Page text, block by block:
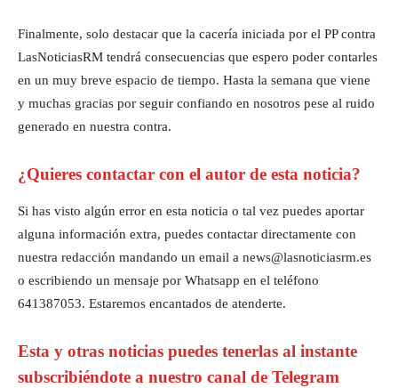
Finalmente, solo destacar que la cacería iniciada por el PP contra
LasNoticiasRM tendrá consecuencias que espero poder contarles
en un muy breve espacio de tiempo. Hasta la semana que viene
y muchas gracias por seguir confiando en nosotros pese al ruido
generado en nuestra contra.
¿Quieres contactar con el autor de esta noticia?
Si has visto algún error en esta noticia o tal vez puedes aportar
alguna información extra, puedes contactar directamente con
nuestra redacción mandando un email a news@lasnoticiasrm.es
o escribiendo un mensaje por Whatsapp en el teléfono
641387053. Estaremos encantados de atenderte.
Esta y otras noticias puedes tenerlas al instante
subscribiéndote a nuestro canal de Telegram